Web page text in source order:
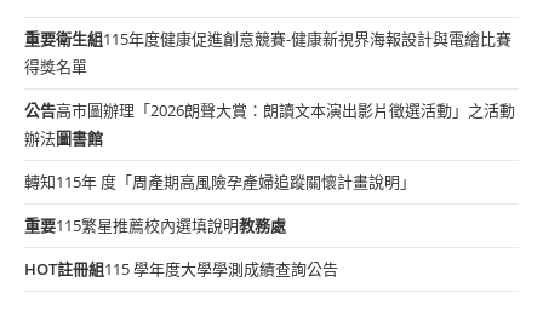
重要衛生組115年度健康促進創意競賽-健康新視界海報設計與電繪比賽
得獎名單
公告高市圖辦理「2026朗聲大賞：朗讀文本演出影片徵選活動」之活動
辦法圖書館
轉知115年 度「周產期高風險孕產婦追蹤關懷計畫說明」
重要115繁星推薦校內選填說明教務處
HOT註冊組115 學年度大學學測成績查詢公告